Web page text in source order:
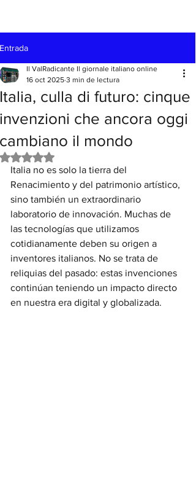
Entrada
Italia, culla di futuro: cinque
invenzioni che ancora oggi
cambiano il mondo
Il ValRadicante Il giornale italiano online
16 oct 2025 3 min de lectura
Obtuvo NaN de 5 estrellas.
Italia no es solo la tierra del
Renacimiento y del patrimonio artístico,
sino también un extraordinario
laboratorio de innovación. Muchas de
las tecnologías que utilizamos
cotidianamente deben su origen a
inventores italianos. No se trata de
reliquias del pasado: estas invenciones
continúan teniendo un impacto directo
en nuestra era digital y globalizada.